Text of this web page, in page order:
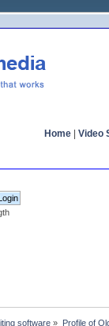
Home Video
software » Profile of